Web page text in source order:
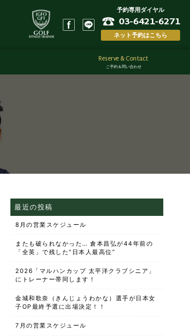
予約専用ダイヤル
03-6421-6271
ネット予約はこちら
Reserve & Contact
ご予約＆問い合わせ
最近の投稿
8月の営業スケジュール
またも破られなかった… 倉本昌弘が44年前の
「全英」で残した“日本人最高位”
2026「マルハンカップ 太平洋クラブシニア」
にトレーナー帯同します！
金城和歌奈（きんじょうわかな）選手が日本女
子OP最終予選に出場決定！！
7月の営業スケジュール